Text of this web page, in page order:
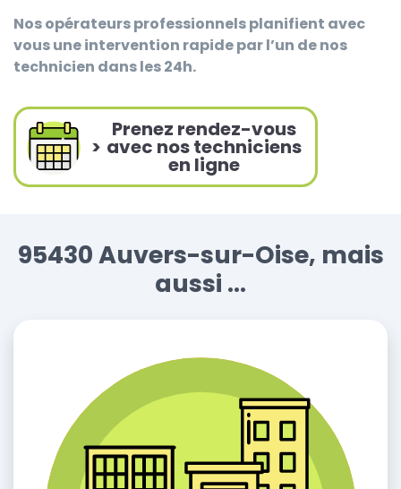
Nos opérateurs professionnels planifient avec
vous une intervention rapide par l’un de nos
technicien dans les 24h.
>
Prenez rendez-vous
avec nos techniciens
en ligne
95430 Auvers-sur-Oise, mais
aussi ...